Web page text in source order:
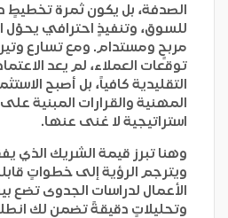
الصدفة، بل يكون ثمرة تخطيطٍ
للسوق، وتنفيذٍ احترافي يحوّل
مربحٍ ومستدام. ومع تسارع
توقعات العملاء، لم يعد
التقليدية كافياً، بل أصبح
المهنية والقرارات المبنية
استراتيجية لا غنى عنها.
وهنا تبرز قيمة الشريك الذي
ويترجم الرؤية إلى خطواتٍ
الأعمال لدراسات الجدوى تضع
وتحليلاتٍ دقيقةً تضمن لك